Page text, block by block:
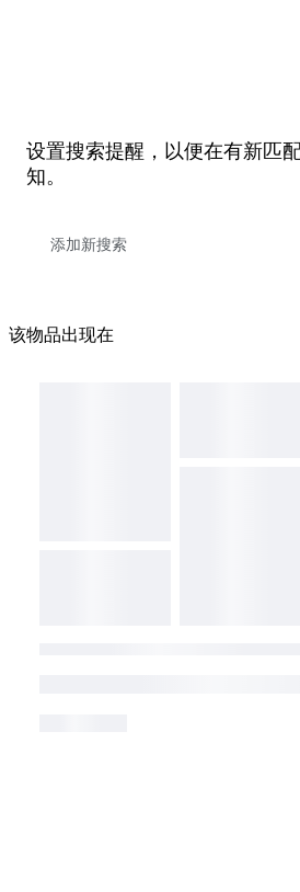
设置搜索提醒，以便在有新匹
知。
该物品出现在